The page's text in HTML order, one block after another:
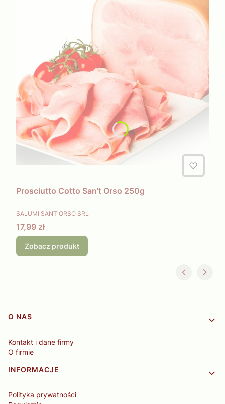
Prosciutto Cotto San't Orso 250g
PRODUCENT
SALUMI SANT'ORSO SRL
Cena
17,99 zł
Zobacz produkt
Linki w stopce
O NAS
Kontakt i dane firmy
O firmie
INFORMACJE
Polityka prywatności